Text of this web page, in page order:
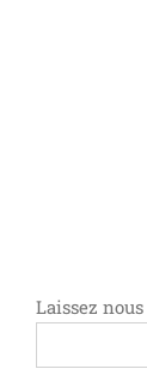
Laissez